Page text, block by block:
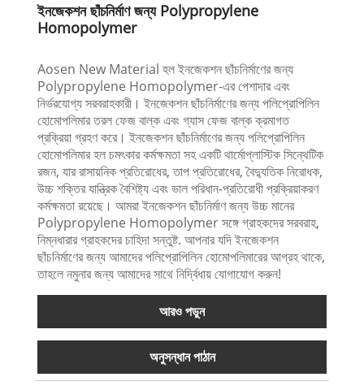
ইনজেকশন ছাঁচনির্মাণ জন্য Polypropylene
Homopolymer
Aosen New Material হল ইনজেকশন ছাঁচনির্মাণের জন্য
Polypropylene Homopolymer-এর পেশাদার এবং
নির্ভরযোগ্য সরবরাহকারী। ইনজেকশন ছাঁচনির্মাণের জন্য পলিপ্রোপিলিন
হোমোপলিমার তরল ফেজ বাল্ক এবং গ্যাস ফেজ বাল্ক ক্রমাগত
প্রক্রিয়া গ্রহণ করে। ইনজেকশন ছাঁচনির্মাণের জন্য পলিপ্রোপিলিন
হোমোপলিমার হল চমৎকার কর্মক্ষমতা সহ একটি থার্মোপ্লাস্টিক সিন্থেটিক
রজন, যার রাসায়নিক প্রতিরোধের, তাপ প্রতিরোধের, বৈদ্যুতিক নিরোধক,
উচ্চ শক্তির যান্ত্রিক বৈশিষ্ট্য এবং ভাল পরিধান-প্রতিরোধী প্রক্রিয়াকরণ
কর্মক্ষমতা রয়েছে। আমরা ইনজেকশন ছাঁচনির্মাণ জন্য উচ্চ মানের
Polypropylene Homopolymer সঙ্গে গ্রাহকদের সরবরাহ,
নিম্নধারার গ্রাহকদের চাহিদা সন্তুষ্ট. আপনার যদি ইনজেকশন
ছাঁচনির্মাণের জন্য আমাদের পলিপ্রোপিলিন হোমোপলিমারের আগ্রহ থাকে,
তাহলে নমুনার জন্য আমাদের সাথে নির্দ্বিধায় যোগাযোগ করুন!
আরও পড়ুন
অনুসন্ধান পাঠান